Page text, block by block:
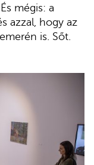
mégis: a
azzal, hogy az
is. Sőt.